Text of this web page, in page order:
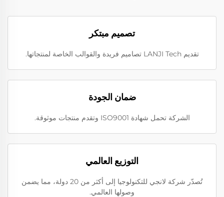
تصميم مبتكر
تقديم LANJI Tech تصاميم فريدة والقوالب الخاصة لمنتجاتها.
ضمان الجودة
الشركة تحمل شهادة ISO9001 وتقدم منتجات موثوقة.
التوزيع العالمي
تُصدّر شركة لانجي للتكنولوجيا إلى أكثر من 20 دولة، مما يضمن
وصولها العالمي.